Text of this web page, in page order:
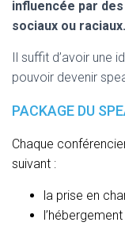
influencée par
sociaux ou raciaux.
Il suffit d’avoir une
pouvoir devenir
PACKAGE DU
Chaque
suivant :
la prise en